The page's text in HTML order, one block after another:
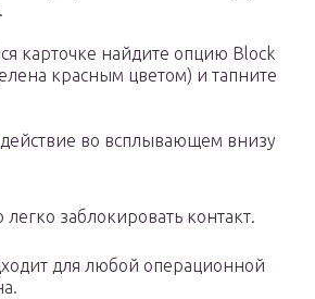
карточке найдите опцию Block
красным цветом) и тапните
во всплывающем внизу
заблокировать контакт.
для любой операционной